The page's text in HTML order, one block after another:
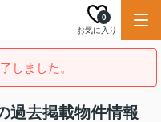
お気に入り
0
しました。
過去掲載物件情報